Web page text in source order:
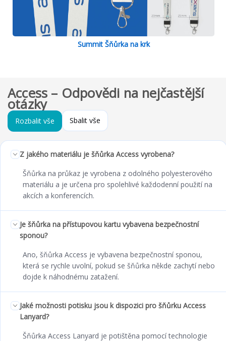
Summit Šňůrka na krk
Access – Odpovědi na nejčastější
otázky
Rozbalit vše Sbalit vše
Z jakého materiálu je šňůrka Access vyrobena?
Šňůrka na průkaz je vyrobena z odolného polyesterového
materiálu a je určena pro spolehlivé každodenní použití na
akcích a konferencích.
Je šňůrka na přístupovou kartu vybavena bezpečnostní
sponou?
Ano, šňůrka Access je vybavena bezpečnostní sponou,
která se rychle uvolní, pokud se šňůrka někde zachytí nebo
dojde k náhodnému zatažení.
Jaké možnosti potisku jsou k dispozici pro šňůrku Access
Lanyard?
Šňůrka Access Lanyard je potištěna pomocí technologie